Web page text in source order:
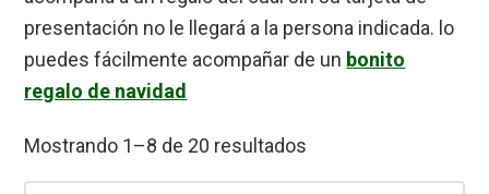
presentación no le llegará a la persona indicada. lo
puedes fácilmente acompañar de un bonito
regalo de navidad
Mostrando 1–8 de 20 resultados
por